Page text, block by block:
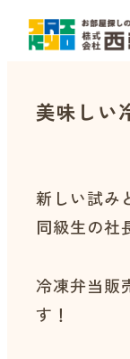
美味しい
新しい試み
同級生の社
冷凍弁当販
す！